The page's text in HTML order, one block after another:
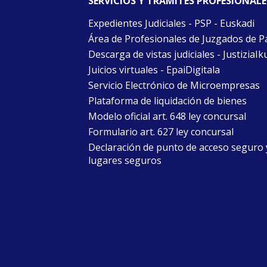
Expedientes Judiciales - PSP - Euskadi
Área de Profesionales de Juzgados de
Descarga de vistas judiciales -
Juicios virtuales - EpaiDigitala
Servicio Electrónico de Microempresas
Plataforma de liquidación de bienes
Modelo oficial art. 648 ley concursal
Formulario art. 627 ley concursal
Declaración de punto de acceso seguro
lugares seguros